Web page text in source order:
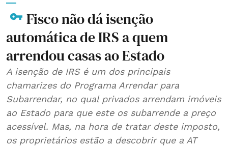
Fisco não dá isenção
automática de IRS a quem
arrendou casas ao Estado
A isenção de IRS é um dos principais
chamarizes do Programa Arrendar para
Subarrendar, no qual privados arrendam imóveis
ao Estado para que este os subarrende a preço
acessível. Mas, na hora de tratar deste imposto,
os proprietários estão a descobrir que a AT